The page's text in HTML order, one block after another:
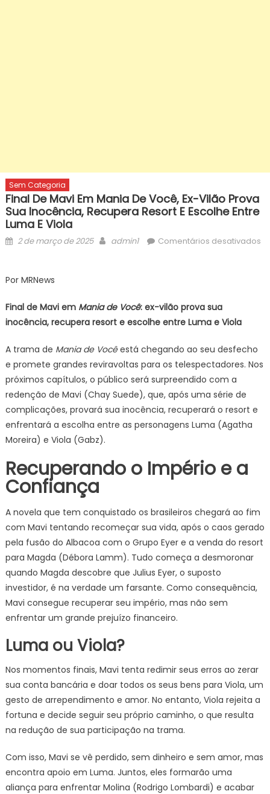
Sem Categoria
Final De Mavi Em Mania De Você, Ex-Vilão Prova
Sua Inocência, Recupera Resort E Escolhe Entre
Luma E Viola
Posted
2 de março de 2025 Author
admin1
Comentários desativados
de
em
Mania
Você,
ex-
vilão
prova
sua
inocência,
recupera
e
escolhe
entre
e
Viola
Por MRNews
Final de Mavi em Mania de Você: ex-vilão prova sua
inocência, recupera resort e escolhe entre Luma e Viola
A trama de Mania de Vocêestá chegando ao seu desfecho
e promete grandes reviravoltas para os telespectadores. Nos
próximos capítulos, o público será surpreendido com a
redenção de Mavi (Chay Suede), que, após uma série de
complicações, provará sua inocência, recuperará o resort e
enfrentará a escolha entre as personagens Luma (Agatha
Moreira) e Viola (Gabz).
Recuperando o Império e a
Confiança
A novela que tem conquistado os brasileiros chegará ao fim
com Mavi tentando recomeçar sua vida, após o caos gerado
pela fusão do Albacoa com o Grupo Eyer e a venda do resort
para Magda (Débora Lamm). Tudo começa a desmoronar
quando Magda descobre que Julius Eyer, o suposto
investidor, é na verdade um farsante. Como consequência,
Mavi consegue recuperar seu império, mas não sem
enfrentar um grande prejuízo financeiro.
Luma ou Viola?
Nos momentos finais, Mavi tenta redimir seus erros ao zerar
sua conta bancária e doar todos os seus bens para Viola, um
gesto de arrependimento e amor. No entanto, Viola rejeita a
fortuna e decide seguir seu próprio caminho, o que resulta
na redução de sua participação na trama.
Com isso, Mavi se vê perdido, sem dinheiro e sem amor, mas
encontra apoio em Luma. Juntos, eles formarão uma
aliança para enfrentar Molina (Rodrigo Lombardi) e acabar